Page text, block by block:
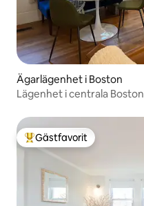
Ägarlägenhet i Boston
Lägenhet i centrala Boston
Populär gästfavorit
Gästfavorit